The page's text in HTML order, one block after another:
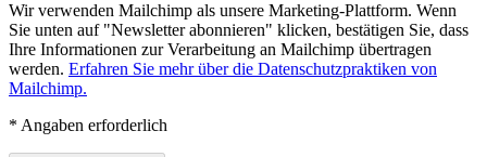
Wir verwenden Mailchimp als unsere Marketing-Plattform. Wenn
Sie unten auf "Newsletter abonnieren" klicken, bestätigen Sie, dass
Ihre Informationen zur Verarbeitung an Mailchimp übertragen
werden. Erfahren Sie mehr über die Datenschutzpraktiken von
Mailchimp.
* Angaben erforderlich